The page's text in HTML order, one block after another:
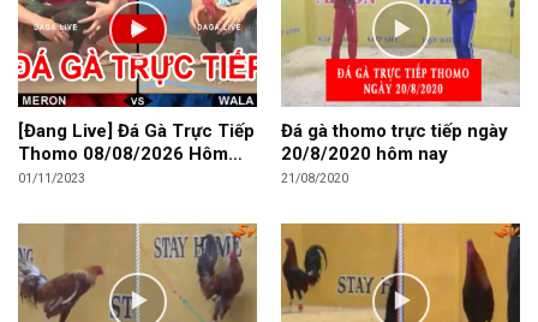
[Đang Live] Đá Gà Trực Tiếp
Thomo 08/08/2026 Hôm
Nay
01/11/2023
Đá gà thomo trực tiếp ngày
20/8/2020 hôm nay
21/08/2020